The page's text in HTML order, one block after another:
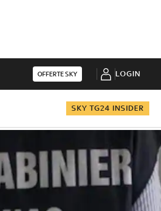
OFFERTE SKY LOGIN
SKY TG24 INSIDER